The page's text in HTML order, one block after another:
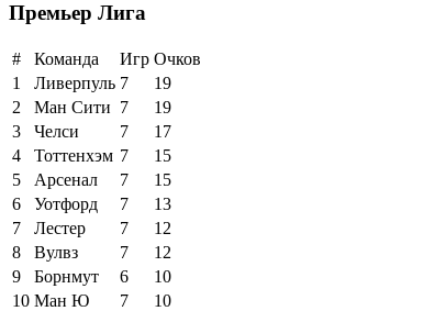
Премьер Лига
# Команда Игр Очков
1
Ливерпуль 7
19
2
Ман Сити 7
19
3
Челси 7
17
4
Тоттенхэм 7
15
5
Арсенал 7
15
6
Уотфорд 7
13
7
Лестер 7
12
8
Вулвз 7
12
9
Борнмут 6
10
10 Ман Ю 7
10